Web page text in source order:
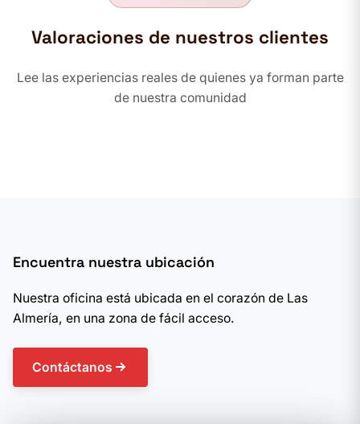
Valoraciones de nuestros clientes
Lee las experiencias reales de quienes ya forman parte
de nuestra comunidad
Encuentra nuestra ubicación
Nuestra oficina está ubicada en el corazón de Las
Almería, en una zona de fácil acceso.
Contáctanos